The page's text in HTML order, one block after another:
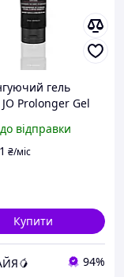
гель
Prolonger Gel
відправки
₴/міс
Купити
94%